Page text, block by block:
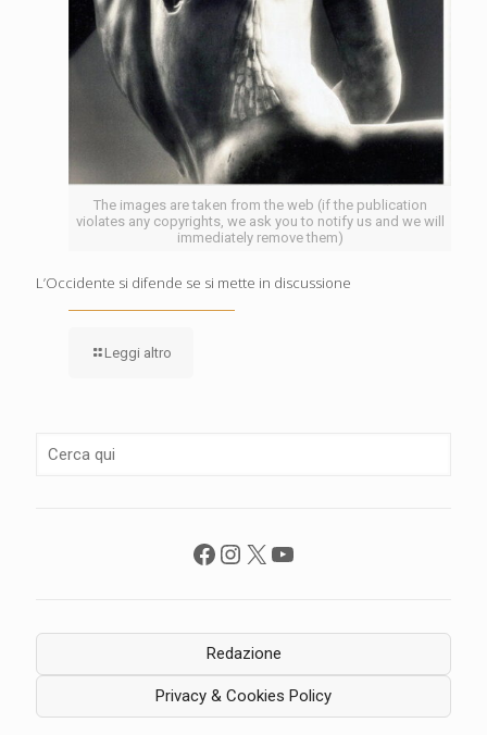
The images are taken from the web (if the publication
violates any copyrights, we ask you to notify us and we will
immediately remove them)
L’Occidente si difende se si mette in discussione
Leggi altro
Facebook
Instagram
X YouTube
Redazione
Privacy & Cookies Policy